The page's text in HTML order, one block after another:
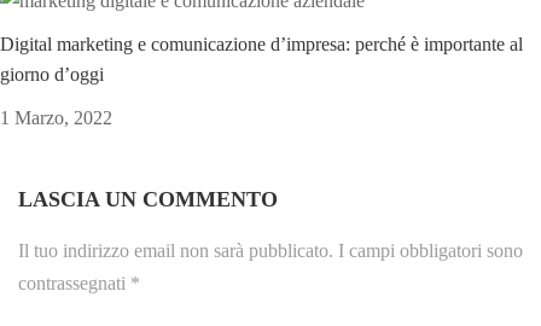
Digital marketing e comunicazione d’impresa: perché è importante al
giorno d’oggi
1 Marzo, 2022
LASCIA UN COMMENTO
Il tuo indirizzo email non sarà pubblicato. I campi obbligatori sono
contrassegnati *